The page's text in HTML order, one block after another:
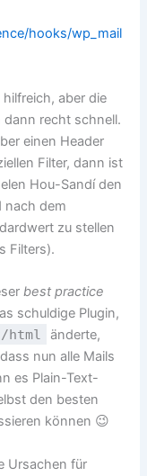
hooks/wp_mail
aber die
dann recht schnell.
einen Header
Filter, dann ist
Hou-Sandí den
nach dem
zu stellen
Filters).
best practice
schuldige Plugin,
html
änderte,
nun alle Mails
es Plain-Text-
den besten
können 😉
Ursachen für